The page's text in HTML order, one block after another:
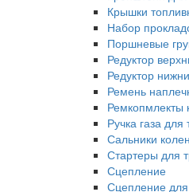
Крышки
Набор
Поршневые
Редуктор
Редуктор
Ремень
Ремкопмлекты
Ручка газа
Сальники
Стартеры для
Сцепление
Сцепление